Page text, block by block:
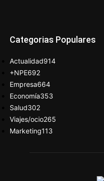
Categorias Populares
Actualidad914
+NPE692
Empresa664
Economía353
Salud302
Viajes/ocio265
Marketing113